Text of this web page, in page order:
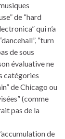
de “hard
qui n’a
“turn
de sous
évaluative ne
catégories
de Chicago ou
(comme
pas de la
de